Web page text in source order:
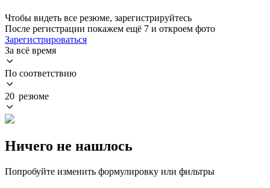
Чтобы видеть все резюме, зарегистрируйтесь
После регистрации покажем ещё 7 и откроем фото
Зарегистрироваться
За всё время
По соответствию
20 резюме
Ничего не нашлось
Попробуйте изменить формулировку или фильтры